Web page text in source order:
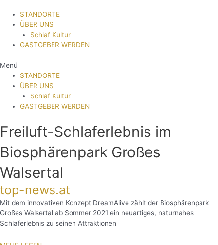
STANDORTE
ÜBER UNS
Schlaf Kultur
GASTGEBER WERDEN
Menü
STANDORTE
ÜBER UNS
Schlaf Kultur
GASTGEBER WERDEN
Freiluft-Schlaferlebnis im
Biosphärenpark Großes
Walsertal
top-news.at
Mit dem innovativen Konzept DreamAlive zählt der Biosphärenpark
Großes Walsertal ab Sommer 2021 ein neuartiges, naturnahes
Schlaferlebnis zu seinen Attraktionen